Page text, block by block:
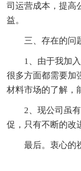
司运营成本，提高
益。
三、存在的问
1、由于我加
很多方面都需要加
材料市场的了解，
2、现公司虽
促，只有不断的改
最后。衷心的